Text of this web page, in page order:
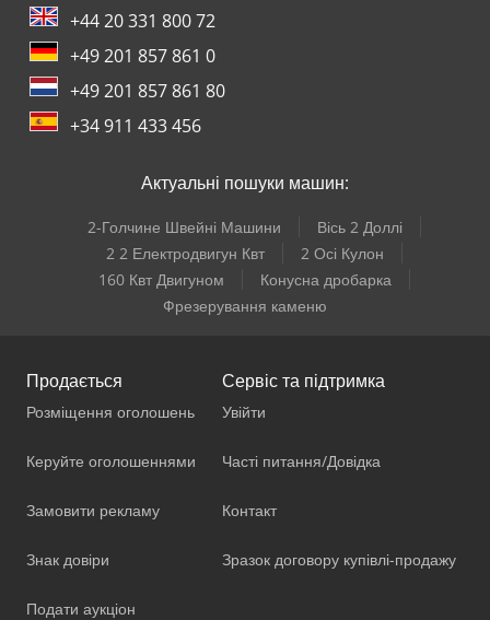
+44 20 331 800 72
+49 201 857 861 0
+49 201 857 861 80
+34 911 433 456
Актуальні пошуки машин:
2-Голчине Швейні Машини
Вісь 2 Доллі
2 2 Електродвигун Квт
2 Осі Кулон
160 Квт Двигуном
Конусна дробарка
Фрезерування каменю
Продається
Розміщення оголошень
Керуйте оголошеннями
Замовити рекламу
Знак довіри
Подати аукціон
Сервіс та підтримка
Увійти
Часті питання/Довідка
Контакт
Зразок договору купівлі-продажу